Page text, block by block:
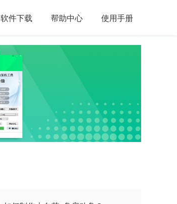
软件下载 帮助中心 使用手册